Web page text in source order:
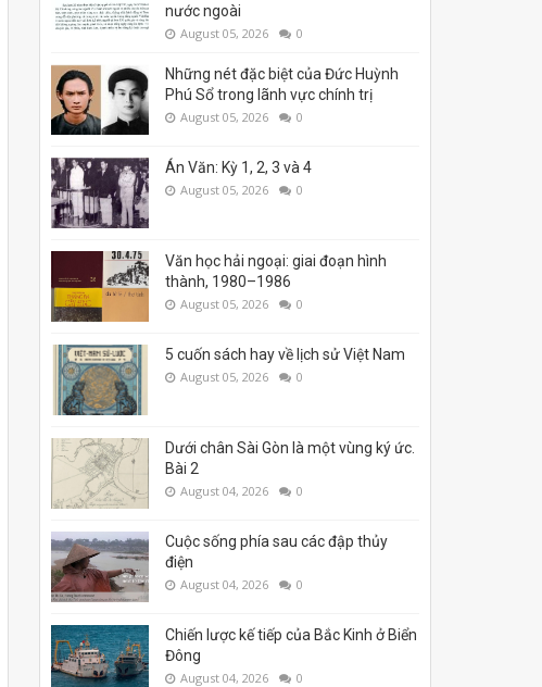
nước ngoài
August 05, 2026 0
Những nét đặc biệt của Đức Huỳnh
Phú Sổ trong lãnh vực chính trị
August 05, 2026 0
Án Văn: Kỳ 1, 2, 3 và 4
August 05, 2026 0
Văn học hải ngoại: giai đoạn hình
thành, 1980–1986
August 05, 2026 0
5 cuốn sách hay về lịch sử Việt Nam
August 05, 2026 0
Dưới chân Sài Gòn là một vùng ký ức.
Bài 2
August 04, 2026 0
Cuộc sống phía sau các đập thủy
điện
August 04, 2026 0
Chiến lược kế tiếp của Bắc Kinh ở Biển
Đông
August 04, 2026 0